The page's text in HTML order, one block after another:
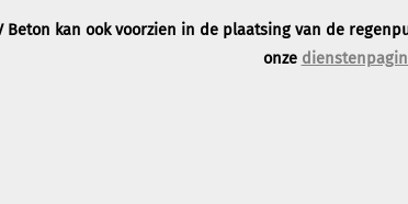
Beton kan ook voorzien in de plaatsing van de
onze